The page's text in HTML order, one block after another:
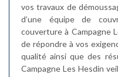
vos travaux de
d’une équipe de
couverture à Campagne
de répondre à vos
qualité ainsi que des
Campagne Les Hesdin